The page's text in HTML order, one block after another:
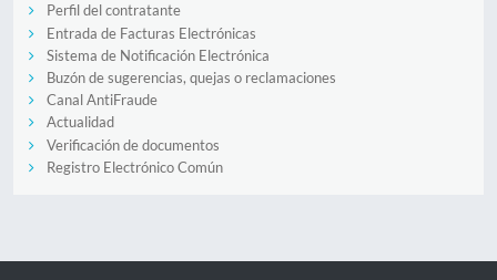
Perfil del contratante
Entrada de Facturas Electrónicas
Sistema de Notificación Electrónica
Buzón de sugerencias, quejas o reclamaciones
Canal AntiFraude
Actualidad
Verificación de documentos
Registro Electrónico Común